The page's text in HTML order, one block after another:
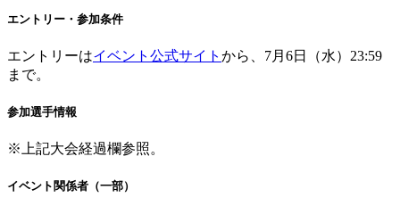
エントリー・参加条件
エントリーはイベント公式サイト から、7月6日（水）23:59
まで。
参加選手情報
※上記大会経過欄参照。
イベント関係者（一部）